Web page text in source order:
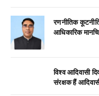
रणनीतिक
आधिकारिक
विश्व आदिवासी
संरक्षक हैं